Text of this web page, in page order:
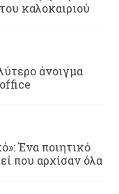
καλοκαιριού
άνοιγμα
Ένα ποιητικό
που αρχίσαν όλα